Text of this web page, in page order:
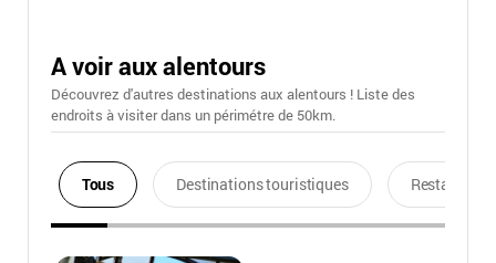
A voir aux alentours
Découvrez d'autres destinations aux alentours ! Liste des
endroits à visiter dans un périmétre de 50km.
Tous Destinations touristiques Restaurants